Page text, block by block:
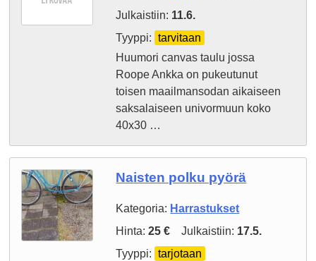
Julkaistiin: 11.6.
Tyyppi:
tarvitaan
Huumori canvas taulu jossa
Roope Ankka on pukeutunut
toisen maailmansodan aikaiseen
saksalaiseen univormuun koko
40x30 …
Naisten polku pyörä
Kategoria: Harrastukset
Hinta:25 € Julkaistiin: 17.5.
Tyyppi:
tarjotaan